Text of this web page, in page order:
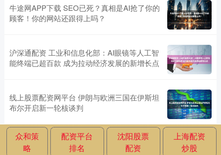
牛途网APP下载 SEO已死？真相是AI抢了你的
顾客！你的网站还跟得上吗？
沪深通配资 工业和信息化部：AI眼镜等人工智
能终端已超百款 成为拉动经济发展的新增长点
线上股票配资网平台 伊朗与欧洲三国在伊斯坦
布尔开启新一轮核谈判
众和策
略
配资平台
排名
沈阳股票
配资
上海配资
炒股